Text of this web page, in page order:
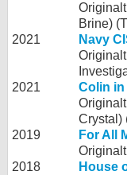
Brine)
2021
Navy
2021
Colin in
Crystal)
2019
For All
2018
House